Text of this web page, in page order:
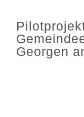
Georgen